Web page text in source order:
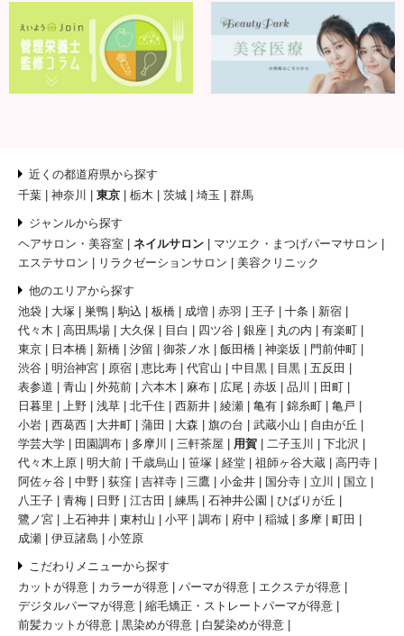
近くの都道府県から探す
千葉
神奈川 東京 栃木 茨城 埼玉 群馬
ジャンルから探す
ヘアサロン・美容室
ネイルサロン
マツエク・まつげパーマサロン
エステサロン
リラクゼーションサロン 美容クリニック
他のエリアから探す
池袋
大塚 巣鴨 駒込 板橋 成増 赤羽 王子 十条
新宿
代々木
高田馬場 大久保 目白 四ツ谷 銀座 丸の内
有楽町
東京
日本橋 新橋 汐留 御茶ノ水 飯田橋 神楽坂
門前仲町
渋谷
明治神宮 原宿 恵比寿 代官山 中目黒 目黒
五反田
表参道
青山 外苑前 六本木 麻布 広尾 赤坂 品川
田町
日暮里
上野 浅草 北千住 西新井 綾瀬 亀有 錦糸町
亀戸
小岩
西葛西 大井町 蒲田 大森 旗の台 武蔵小山
自由が丘
学芸大学
田園調布 多摩川 三軒茶屋 用賀 二子玉川
下北沢
代々木上原
明大前 千歳烏山 笹塚 経堂 祖師ヶ谷大蔵
高円寺
阿佐ヶ谷
中野 荻窪 吉祥寺 三鷹 小金井 国分寺 立川
国立
八王子
青梅 日野 江古田 練馬 石神井公園
ひばりが丘
鷺ノ宮
上石神井 東村山 小平 調布 府中 稲城 多摩
町田
成瀬
伊豆諸島 小笠原
こだわりメニューから探す
カットが得意
カラーが得意 パーマが得意
エクステが得意
デジタルパーマが得意
縮毛矯正・ストレートパーマが得意
前髪カットが得意
黒染めが得意
白髪染めが得意